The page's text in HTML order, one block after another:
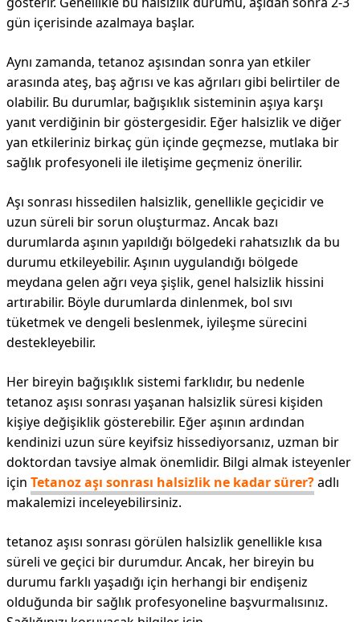
gün içerisinde azalmaya başlar.
Aynı zamanda, tetanoz aşısından sonra yan etkiler
arasında ateş, baş ağrısı ve kas ağrıları gibi belirtiler de
olabilir. Bu durumlar, bağışıklık sisteminin aşıya karşı
yanıt verdiğinin bir göstergesidir. Eğer halsizlik ve diğer
yan etkileriniz birkaç gün içinde geçmezse, mutlaka bir
sağlık profesyoneli ile iletişime geçmeniz önerilir.
Aşı sonrası hissedilen halsizlik, genellikle geçicidir ve
uzun süreli bir sorun oluşturmaz. Ancak bazı
durumlarda aşının yapıldığı bölgedeki rahatsızlık da bu
durumu etkileyebilir. Aşının uygulandığı bölgede
meydana gelen ağrı veya şişlik, genel halsizlik hissini
artırabilir. Böyle durumlarda dinlenmek, bol sıvı
tüketmek ve dengeli beslenmek, iyileşme sürecini
destekleyebilir.
Her bireyin bağışıklık sistemi farklıdır, bu nedenle
tetanoz aşısı sonrası yaşanan halsizlik süresi kişiden
kişiye değişiklik gösterebilir. Eğer aşının ardından
kendinizi uzun süre keyifsiz hissediyorsanız, uzman bir
doktordan tavsiye almak önemlidir. Bilgi almak isteyenler
için Tetanoz aşı sonrası halsizlik ne kadar sürer?adlı
makalemizi inceleyebilirsiniz.
tetanoz aşısı sonrası görülen halsizlik genellikle kısa
süreli ve geçici bir durumdur. Ancak, her bireyin bu
durumu farklı yaşadığı için herhangi bir endişeniz
olduğunda bir sağlık profesyoneline başvurmalısınız.